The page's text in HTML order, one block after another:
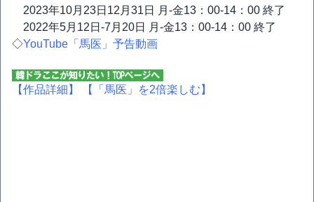
2023年10月23日12月31日 月-金13：00-14：00 終了
2022年5月12日-7月20日 月-金13：00-14：00 終了
◇YouTube「馬医」予告動画
【作品詳細】 【「馬医」を2倍楽しむ】